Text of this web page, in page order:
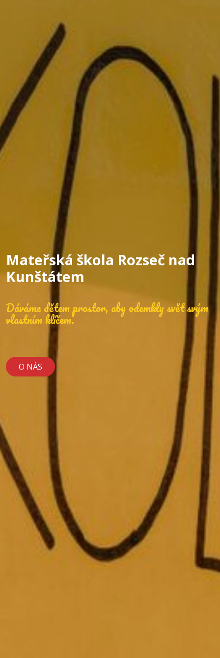
Mateřská škola Rozseč nad
Kunštátem
Dáváme dětem prostor, aby odemkly svět svým
vlastním klíčem.
O NÁS